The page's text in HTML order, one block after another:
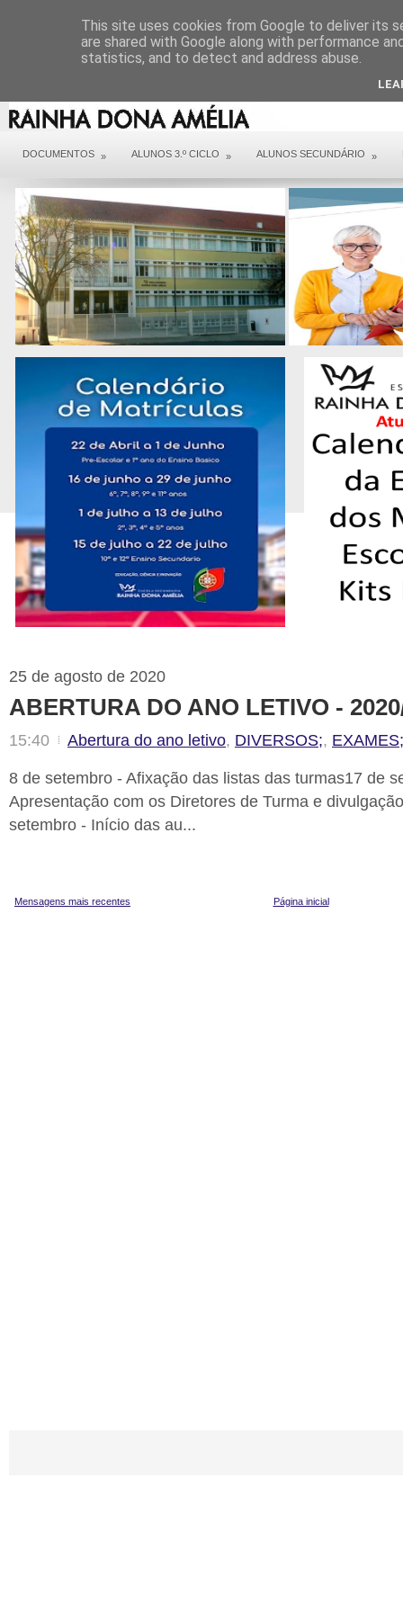
DOCUMENTOS » ALUNOS 3.º CICLO » ALUNOS SECUNDÁRIO »
25 de agosto de 2020
ABERTURA DO ANO LETIVO -
15:40 Abertura do ano letivo, DIVERSOS;, EXAMES;
8 de setembro - Afixação das listas das turmas17 de
Apresentação com os Diretores de Turma e
setembro - Início das au...
Mensagens mais recentes Página inicial
This site uses cookies from Google to deliver its
are shared with Google along with performance
statistics, and to detect and address abuse.